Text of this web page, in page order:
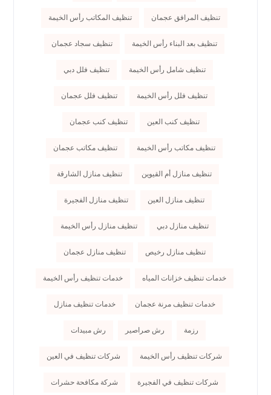
تنظيف المرافق عجمان تنظيف المكاتب رأس الخيمة
تنظيف بعد البناء رأس الخيمة تنظيف سجاد عجمان
تنظيف شامل رأس الخيمة تنظيف فلل دبي
تنظيف فلل رأس الخيمة تنظيف فلل عجمان
تنظيف كنب العين تنظيف كنب عجمان
تنظيف مكاتب رأس الخيمة تنظيف مكاتب عجمان
تنظيف منازل أم القيوين تنظيف منازل الشارقة
تنظيف منازل العين تنظيف منازل الفجيرة
تنظيف منازل دبي تنظيف منازل رأس الخيمة
تنظيف منازل رخيص تنظيف منازل عجمان
خدمات تنظيف خزانات المياه خدمات تنظيف رأس الخيمة
خدمات تنظيف مرنة عجمان خدمات تنظيف منازل
رزمة رش صراصير رش مبيدات
شركات تنظيف رأس الخيمة شركات تنظيف في العين
شركات تنظيف في الفجيرة شركة مكافحة حشرات